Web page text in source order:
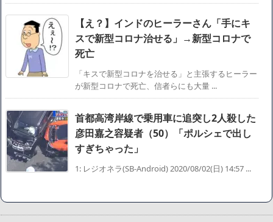
【え？】インドのヒーラーさん「手にキ
スで新型コロナ治せる」→新型コロナで
死亡
「キスで新型コロナを治せる」と主張するヒーラー
が新型コロナで死亡、信者らにも大量 ...
首都高湾岸線で乗用車に追突し2人殺した
彦田嘉之容疑者（50）「ポルシェで出し
すぎちゃった」
1: レジオネラ(SB-Android) 2020/08/02(日) 14:57 ...